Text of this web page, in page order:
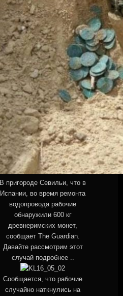
В пригороде Севильи, что в
Испании, во время ремонта
водопровода рабочие
обнаружили 600 кг
древнеримских монет,
сообщает The Guardian.
Давайте рассмотрим этот
случай подробнее ..
Сообщается, что рабочие
случайно наткнулись на